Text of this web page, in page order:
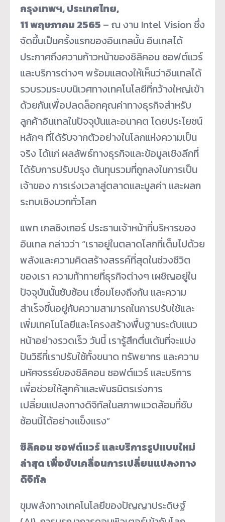
กรุงเทพฯ, ประเทศไทย,
11 พฤษภาคม 2565 – ณ งาน Intel Vision ซึ่ง
จัดขึ้นเป็นครั้งแรกของอินเทลนั้น อินเทลได้
ประกาศถึงความก้าวหน้าของซิลิคอน ซอฟต์แวร์
และบริการต่างๆ พร้อมแสดงให้เห็นว่าอินเทลได้
รวบรวมระบบนิเวศทางเทคโนโลยีที่กว้างใหญ่เข้า
ด้วยกันเพื่อปลดล็อกคุณค่าทางธุรกิจสำหรับ
ลูกค้าอินเทลในปัจจุบันและอนาคต โดยประโยชน์
หลักๆ ที่ได้รับจากตัวอย่างในโลกแห่งความเป็น
จริง ได้แก่ ผลลัพธ์ทางธุรกิจและข้อมูลเชิงลึกที่
ได้รับการปรับปรุง ต้นทุนรวมที่ถูกลงในการเป็น
เจ้าของ การเร่งเวลาสู่ตลาดและมูลค่า และผลก
ระทบเชิงบวกทั่วโลก
แพท เกลซิงเกอร์ ประธานเจ้าหน้าที่บริหารของ
อินเทล กล่าวว่า “เราอยู่ในตลาดโลกที่เต็มไปด้วย
พลังและความคิดสร้างสรรค์ที่สุดในช่วงชีวิต
ของเรา ความท้าทายที่ธุรกิจต่างๆ เผชิญอยู่ใน
ปัจจุบันนั้นซับซ้อน เชื่อมโยงถึงกัน และความ
สำเร็จขึ้นอยู่กับความสามารถในการปรับใช้และ
เพิ่มเทคโนโลยีและโครงสร้างพื้นฐานระดับแนว
หน้าอย่างรวดเร็ว วันนี้ เรารู้สึกตื่นเต้นที่จะแบ่ง
ปันวิธีที่เราปรับใช้ทั้งขนาด ทรัพยากร และความ
มหัศจรรย์ของซิลิคอน ซอฟต์แวร์ และบริการ
เพื่อช่วยให้ลูกค้าและพันธมิตรเร่งการ
เปลี่ยนแปลงทางดิจิทัลในสภาพแวดล้อมที่ซับ
ซ้อนนี้ได้อย่างแข็งแรง”
ซิลิคอน ซอฟต์แวร์ และบริการรูปแบบใหม่
ล่าสุด เพื่อขับเคลื่อนการเปลี่ยนแปลงทาง
ดิจิทัล
ขุมพลังทางเทคโนโลยีของปัญญาประดิษฐ์